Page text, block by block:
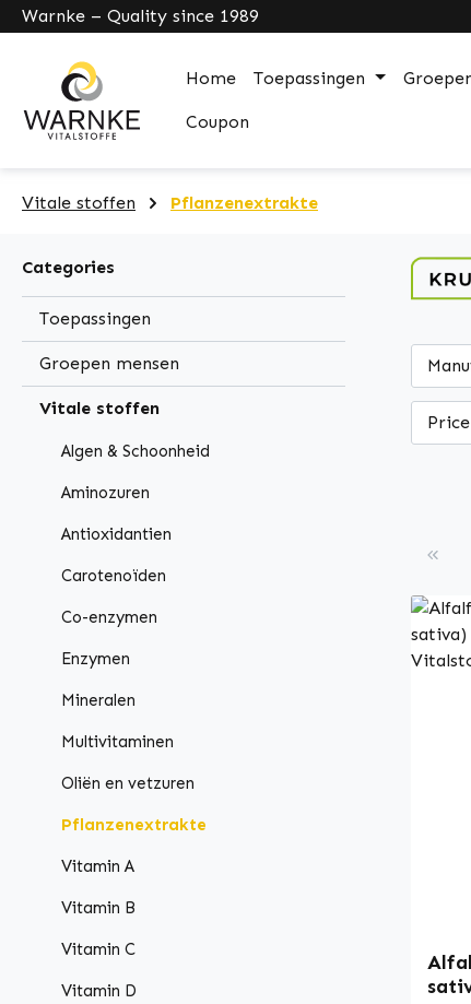
Skip to main navigation
Warnke – Quality since 1989
Home Toepassingen
Coupon
Vitale stoffen Pflanzenextrakte
Categories
Toepassingen
Groepen mensen
Vitale stoffen
Algen & Schoonheid
Aminozuren
Antioxidantien
Carotenoïden
Co-enzymen
Enzymen
Mineralen
Multivitaminen
Oliën en vetzuren
Pflanzenextrakte
Vitamin A
Vitamin B
Vitamin C
Vitamin D
Price